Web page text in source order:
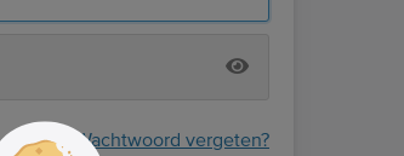
Wachtwoord vergeten?